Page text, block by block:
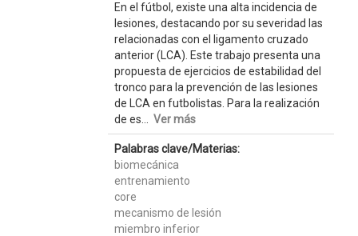
En el fútbol, existe una alta incidencia de
lesiones, destacando por su severidad las
relacionadas con el ligamento cruzado
anterior (LCA). Este trabajo presenta una
propuesta de ejercicios de estabilidad del
tronco para la prevención de las lesiones
de LCA en futbolistas. Para la realización
de es... Ver más
Palabras clave/Materias:
biomecánica
entrenamiento
core
mecanismo de lesión
miembro inferior